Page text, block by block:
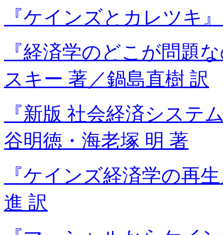
『ケインズとカレツキ
『経済学のどこが問題
スキー 著／鍋島直樹 訳
『新版 社会経済シス
谷明徳・海老塚 明 著
『ケインズ経済学の再
進 訳